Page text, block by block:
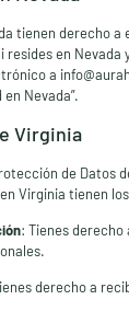
tienen derecho a
resides en
a
Nevada”.
Virginia
de Datos
Virginia tienen
: Tienes
derecho a